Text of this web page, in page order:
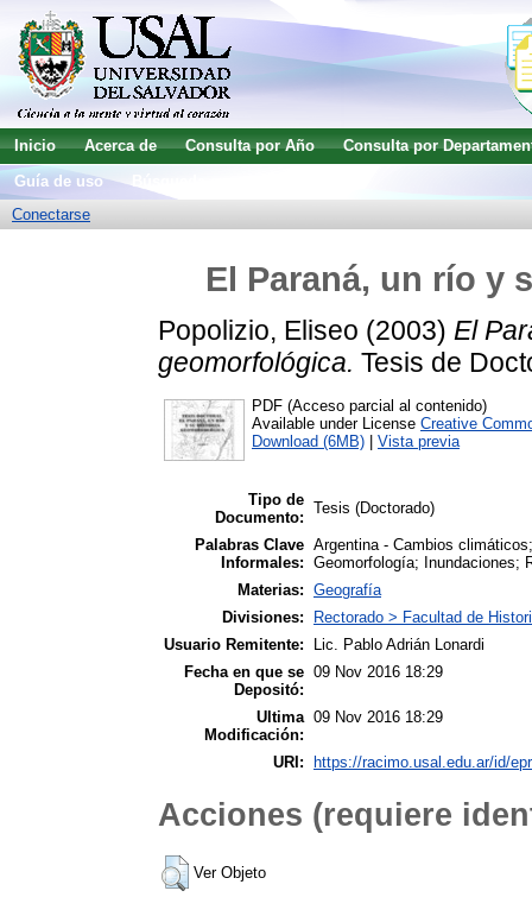
Inicio Acerca de Consulta por Año
Consulta por
Guía de uso
Conectarse
El Paraná, un río y
Popolizio, Eliseo (2003) El
geomorfológica. Tesis de
PDF (Acceso parcial al contenido)
Available under License Creative
Download (6MB)
Vista previa
Tipo de
Documento:
Tesis (Doctorado)
Palabras Clave
Informales:
Argentina - Cambios
Geomorfología; Inundaciones;
Materias: Geografía
Divisiones:
Rectorado > Facultad de
Usuario Remitente:
Lic. Pablo Adrián Lonardi
Fecha en que se
Depositó:
09 Nov 2016 18:29
Ultima
Modificación:
09 Nov 2016 18:29
URI: https://racimo.usal.edu.ar/id/
Acciones (requiere
Ver Objeto